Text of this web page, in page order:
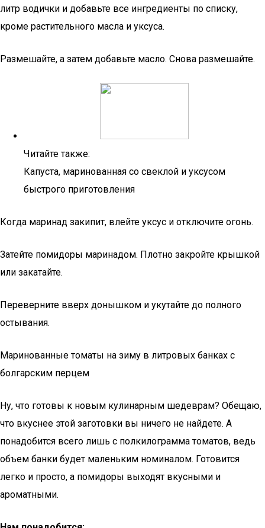
литр водички и добавьте все ингредиенты по списку,
кроме растительного масла и уксуса.
Размешайте, а затем добавьте масло. Снова размешайте.
Читайте также:
Капуста, маринованная со свеклой и уксусом
быстрого приготовления
Когда маринад закипит, влейте уксус и отключите огонь.
Затейте помидоры маринадом. Плотно закройте крышкой
или закатайте.
Переверните вверх донышком и укутайте до полного
остывания.
Маринованные томаты на зиму в литровых банках с
болгарским перцем
Ну, что готовы к новым кулинарным шедеврам? Обещаю,
что вкуснее этой заготовки вы ничего не найдете. А
понадобится всего лишь с полкилограмма томатов, ведь
объем банки будет маленьким номиналом. Готовится
легко и просто, а помидоры выходят вкусными и
ароматными.